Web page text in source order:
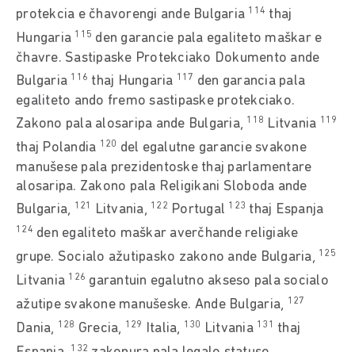
protekcia e čhavorengi ande Bulgaria 114 thaj
Hungaria 115 den garancie pala egaliteto maškar e
čhavre. Sastipaske Protekciako Dokumento ande
Bulgaria 116 thaj Hungaria 117 den garancia pala
egaliteto ando fremo sastipaske protekciako.
Zakono pala alosaripa ande Bulgaria, 118 Litvania 119
thaj Polandia 120 del egalutne garancie svakone
manušese pala prezidentoske thaj parlamentare
alosaripa. Zakono pala Religikani Sloboda ande
Bulgaria, 121 Litvania, 122 Portugal 123 thaj Espanja
124 den egaliteto maškar averčhande religiake
grupe. Socialo ažutipasko zakono ande Bulgaria, 125
Litvania 126 garantuin egalutno akseso pala socialo
ažutipe svakone manušeske. Ande Bulgaria, 127
Dania, 128 Grecia, 129 Italia, 130 Litvania 131 thaj
132